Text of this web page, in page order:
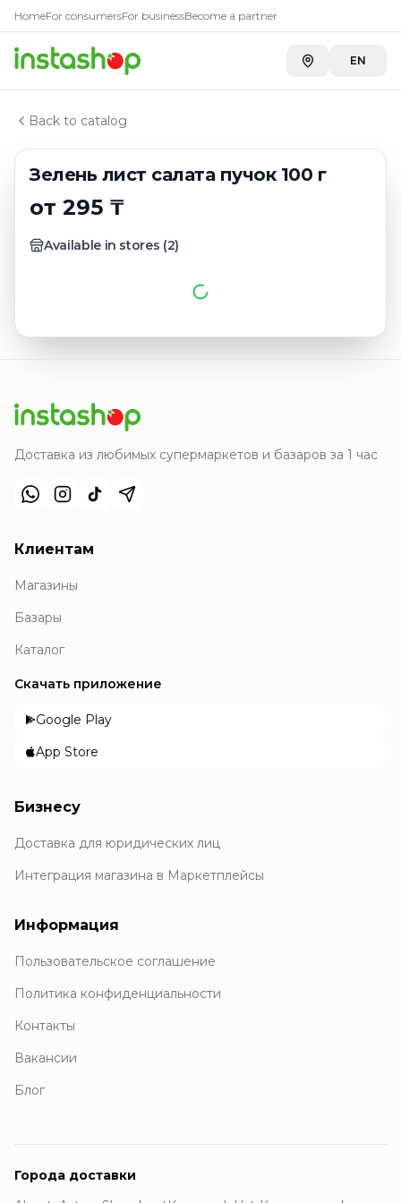
HomeFor consumersFor businessBecome a partner
EN
Back to catalog
Зелень лист салата пучок 100 г
от 295 ₸
Available in stores (2)
Главная
Каталог
Зелень
Зелень лист салата пучок 100 г
Доставка из любимых супермаркетов и базаров за 1 час
Клиентам
Магазины
Базары
Каталог
Скачать приложение
Google Play
App Store
Бизнесу
Доставка для юридических лиц
Интеграция магазина в Маркетплейсы
Информация
Пользовательское соглашение
Политика конфиденциальности
Контакты
Вакансии
Блог
Города доставки